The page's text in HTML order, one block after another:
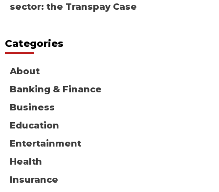
sector: the Transpay Case
Categories
About
Banking & Finance
Business
Education
Entertainment
Health
Insurance